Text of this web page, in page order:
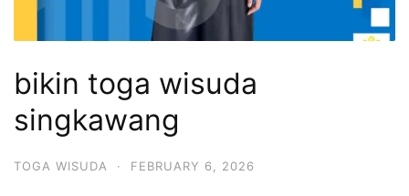
bikin toga wisuda
singkawang
TOGA WISUDA · FEBRUARY 6, 2026